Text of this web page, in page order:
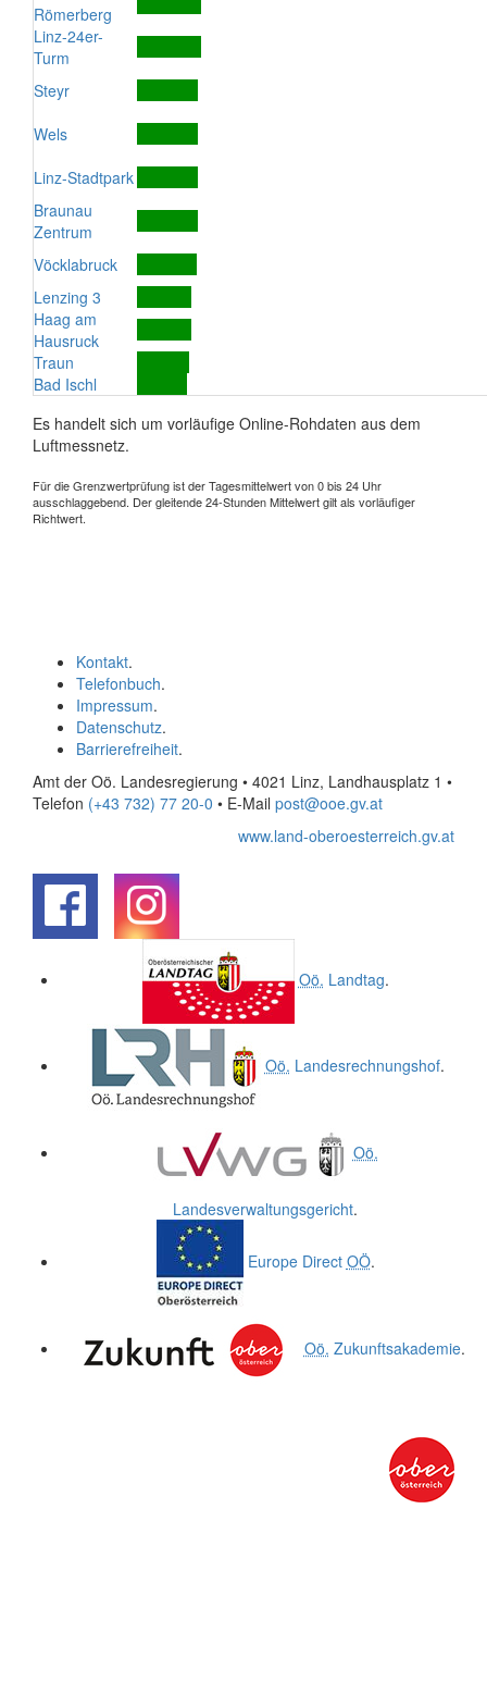
Römerberg
Linz-24er-
Turm
Steyr
Wels
Linz-Stadtpark
Braunau
Zentrum
Vöcklabruck
Lenzing 3
Haag am
Hausruck
Traun
Bad Ischl
Es handelt sich um vorläufige Online-Rohdaten aus dem
Luftmessnetz.
Für die Grenzwertprüfung ist der Tagesmittelwert von 0 bis 24 Uhr
ausschlaggebend. Der gleitende 24-Stunden Mittelwert gilt als vorläufiger
Richtwert.
Kontakt.
Telefonbuch.
Impressum.
Datenschutz.
Barrierefreiheit.
Amt der Oö. Landesregierung • 4021 Linz, Landhausplatz 1 •
Telefon (+43 732) 77 20-0 • E-Mail post@ooe.gv.at
www.land-oberoesterreich.gv.at
Oö. Landtag.
Oö. Landesrechnungshof.
Oö.
Landesverwaltungsgericht.
Europe Direct OÖ.
Oö. Zukunftsakademie.